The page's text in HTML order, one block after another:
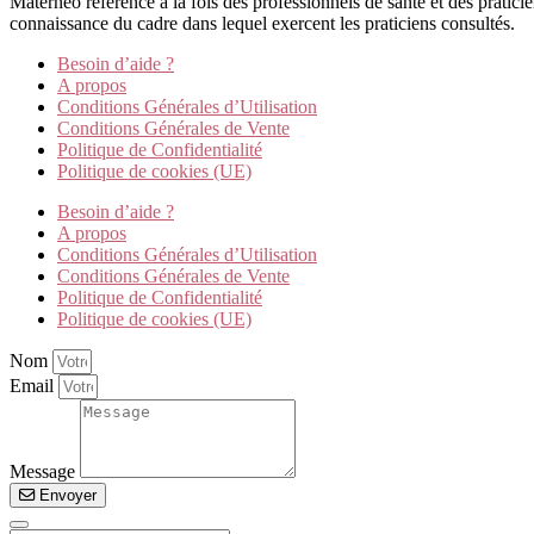
connaissance du cadre dans lequel exercent les praticiens consultés.
Besoin d’aide ?
A propos
Conditions Générales d’Utilisation
Conditions Générales de Vente
Politique de Confidentialité
Politique de cookies (UE)
Besoin d’aide ?
A propos
Conditions Générales d’Utilisation
Conditions Générales de Vente
Politique de Confidentialité
Politique de cookies (UE)
Nom
Email
Message
Envoyer